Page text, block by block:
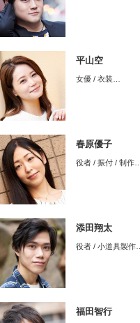
平山空
女優 / 衣装…
春原優子
役者 / 振付 / 制作…
添田翔太
役者 / 小道具製作…
福田智行